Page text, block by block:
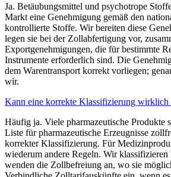
Ja. Betäubungsmittel und psychotrope
Markt eine Genehmigung gemäß den
kontrollierte Stoffe. Wir bereiten diese
legen sie bei der Zollabfertigung vor,
Exportgenehmigungen, die für bestimmte
Instrumente erforderlich sind. Die
dem Warentransport korrekt vorliegen;
wir.
Kann eine korrekte Klassifizierung wirklich
Häufig ja. Viele pharmazeutische Produkte
Liste für pharmazeutische Erzeugnisse
korrekter Klassifizierung. Für
wiederum andere Regeln. Wir
wenden die Zollbefreiung an, wo sie